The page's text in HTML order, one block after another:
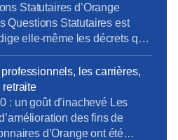
Statutaires d’Orange
Questions Statutaires est
elle-même les décrets qui
de l’entreprise, avant
La CFE-CGC et la CFTC
qui constitue une
du droit : nul ne
les carrières,
retraite
: un goût d’inachevé Les
des fins de
d’Orange ont été